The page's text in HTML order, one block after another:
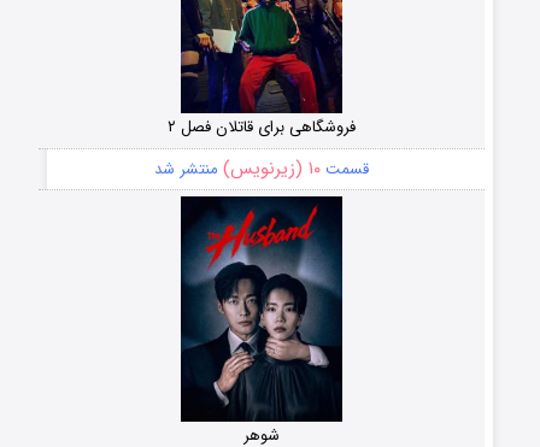
فروشگاهی برای قاتلان فصل ۲
قسمت۱۰ (زیرنویس) منتشر شد
شوهر